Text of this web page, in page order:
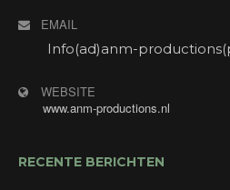
EMAIL
Info(ad)anm-
WEBSITE
www.anm-productions.nl
RECENTE BERICHTEN